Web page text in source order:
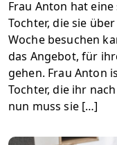
Frau Anton hat
Tochter, die sie
Woche besuchen
das Angebot, für
gehen. Frau Anton
Tochter, die ihr
nun muss sie […]